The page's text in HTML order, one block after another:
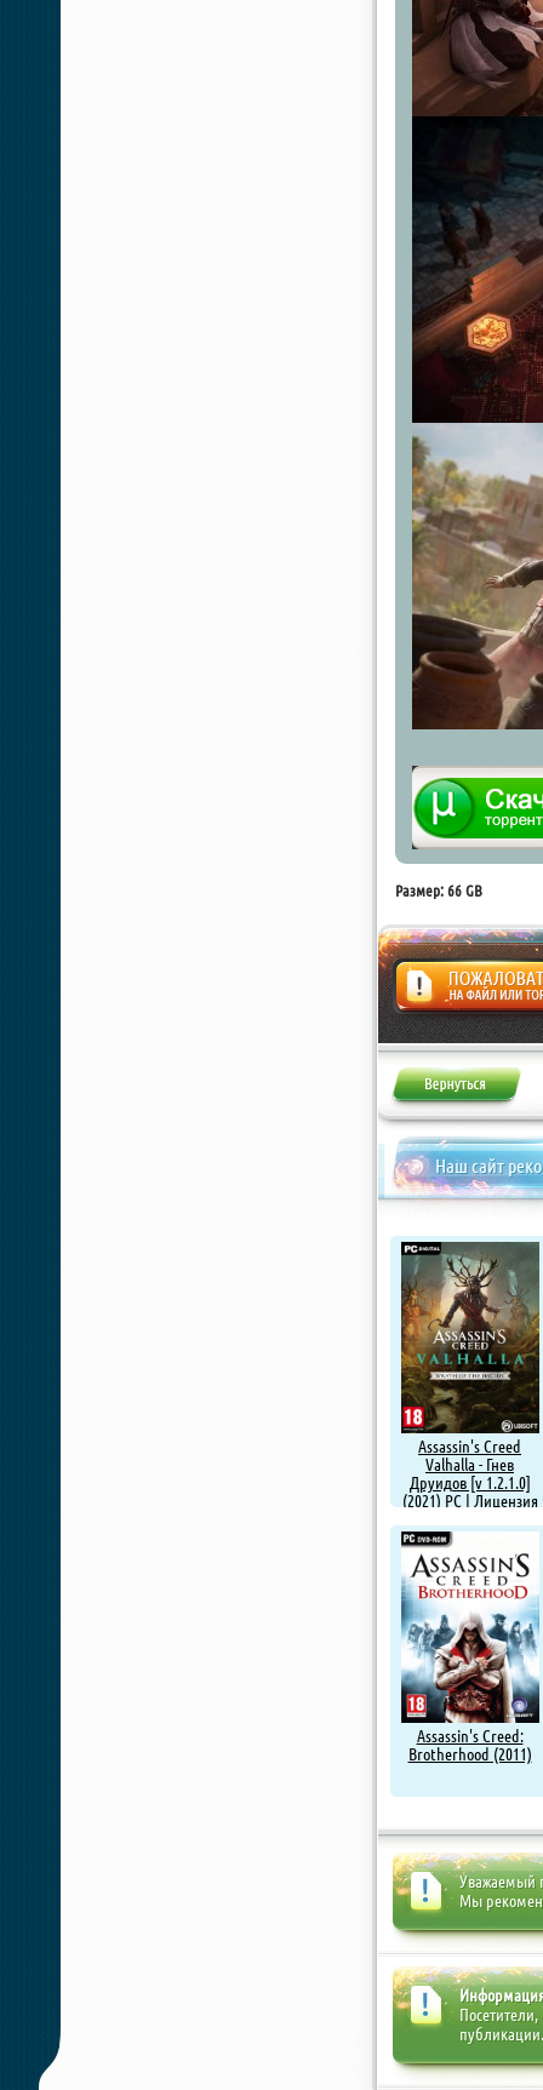
Размер: 66 GB
Жалоба
Наш сайт
Assassin's Creed
Valhalla - Гнев
Друидов [v 1.2.1.0]
(2021) PC | Лицензия
Assassin's Creed:
Brotherhood (2011)
Уважаемый
Мы
публикации.